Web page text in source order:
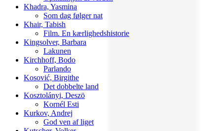
Khadra, Yasmina
Som dag følger nat
Khair, Tabish
Film. En kærlighedshistorie
Kingsolver, Barbara
Lakunen
Kirchhoff, Bodo
Parlando
Kosović, Birgithe
Det dobbelte land
Kosztolányi, Deszö
Kornél Esti
Kurkov, Andrej
God ven af liget